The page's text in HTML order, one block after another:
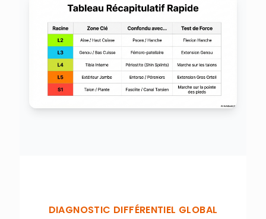
DIAGNOSTIC DIFFÉRENTIEL GLOBAL